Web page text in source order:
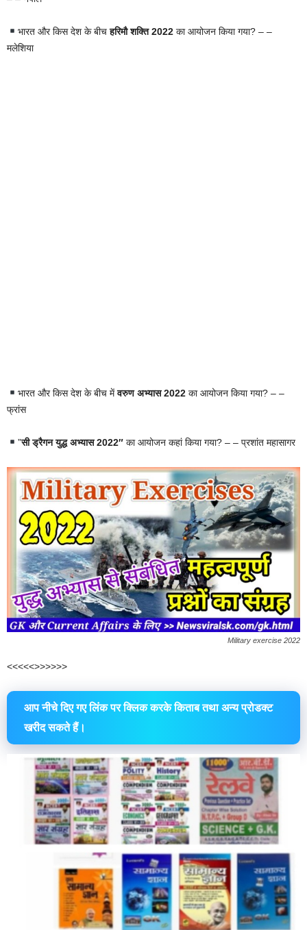
भारत और किस देश के बीचहरिमौ शक्ति 2022का आयोजन किया गया? – –
मलेशिया
भारत और किस देश के बीच मेंवरुण अभ्यास 2022 का आयोजन किया गया? – –
फ्रांस
”सी ड्रैगन युद्ध अभ्यास 2022″का आयोजन कहां किया गया? – – प्रशांत महासागर
Military exercise 2022
<<<<<>>>>>>
आप नीचे दिए गए लिंक पर क्लिक करके किताब तथा अन्य प्रोडक्ट
खरीद सकते हैं।